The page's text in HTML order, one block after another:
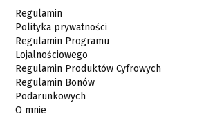
Regulamin
Polityka prywatności
Regulamin Programu
Lojalnościowego
Regulamin Produktów Cyfrowych
Regulamin Bonów
Podarunkowych
O mnie